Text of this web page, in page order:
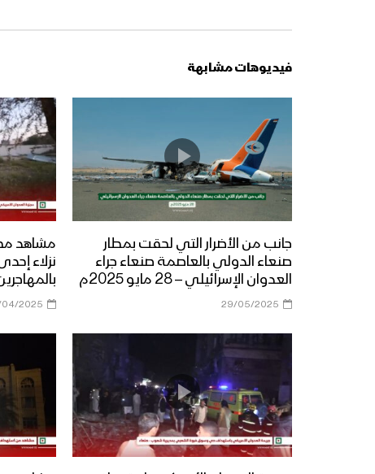
فيديوهات مشابهة
جانب من الأضرار التي لحقت بمطار
صنعاء الدولي بالعاصمة صنعاء جراء
العدوان الإسرائيلي – 28 مايو 2025م
29/05/2025
مشاهد
نزلاء
2025